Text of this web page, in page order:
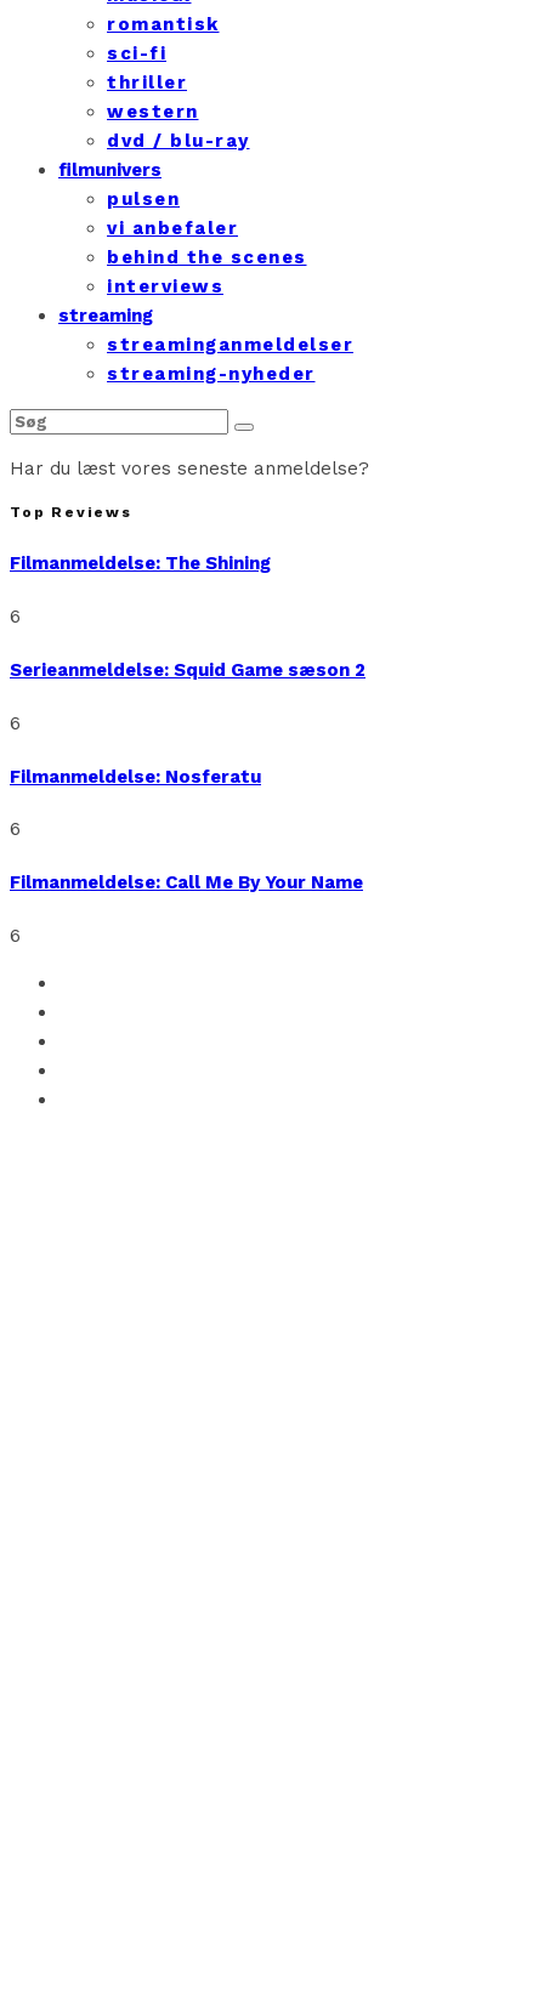
romantisk
sci-fi
thriller
western
dvd / blu-ray
filmunivers
pulsen
vi anbefaler
behind the scenes
interviews
streaming
streaminganmeldelser
streaming-nyheder
Har du læst vores seneste anmeldelse?
Top Reviews
Filmanmeldelse: The Shining
6
Serieanmeldelse: Squid Game sæson 2
6
Filmanmeldelse: Nosferatu
6
Filmanmeldelse: Call Me By Your Name
6